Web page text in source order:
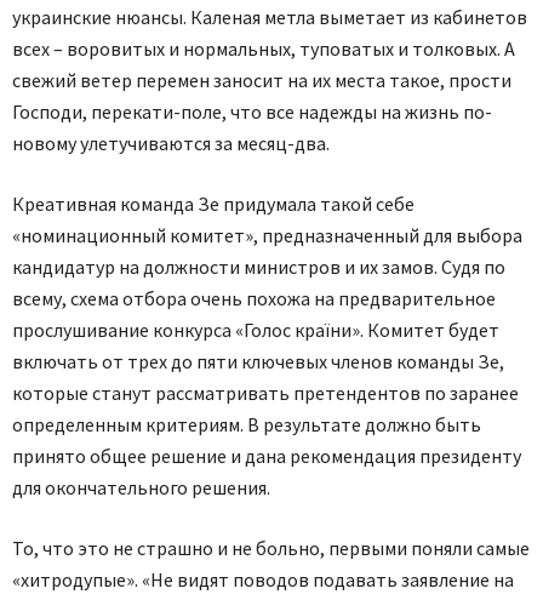
украинские нюансы. Каленая метла выметает из кабинетов
всех – воровитых и нормальных, туповатых и толковых. А
свежий ветер перемен заносит на их места такое, прости
Господи, перекати-поле, что все надежды на жизнь по-
новому улетучиваются за месяц-два.
Креативная команда Зе придумала такой себе
«номинационный комитет», предназначенный для выбора
кандидатур на должности министров и их замов. Судя по
всему, схема отбора очень похожа на предварительное
прослушивание конкурса «Голос країни». Комитет будет
включать от трех до пяти ключевых членов команды Зе,
которые станут рассматривать претендентов по заранее
определенным критериям. В результате должно быть
принято общее решение и дана рекомендация президенту
для окончательного решения.
То, что это не страшно и не больно, первыми поняли самые
«хитродупые». «Не видят поводов подавать заявление на